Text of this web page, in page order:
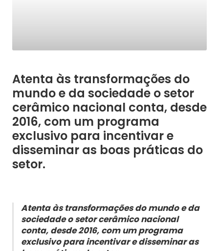
Atenta às transformações do
mundo e da sociedade o setor
cerâmico nacional conta, desde
2016, com um programa
exclusivo para incentivar e
disseminar as boas práticas do
setor.
Atenta às transformações do mundo e da
sociedade o setor cerâmico nacional
conta, desde 2016, com um programa
exclusivo para incentivar e disseminar as